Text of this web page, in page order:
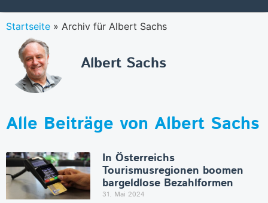
Startseite » Archiv für Albert Sachs
Albert Sachs
Alle Beiträge von Albert Sachs
In Österreichs
Tourismusregionen boomen
bargeldlose Bezahlformen
31. Mai 2024